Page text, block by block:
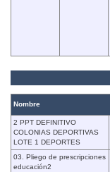
Nombre
2 PPT DEFINITIVO
COLONIAS DEPORTIVAS
LOTE 1 DEPORTES
03. Pliego de prescripciones
educación2